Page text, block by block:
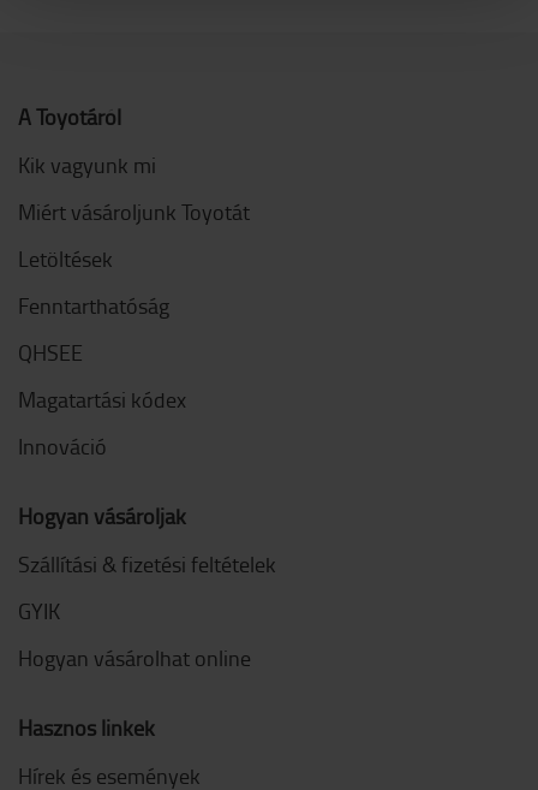
A Toyotáról
Kik vagyunk mi
Miért vásároljunk Toyotát
Letöltések
Fenntarthatóság
QHSEE
Magatartási kódex
Innováció
Hogyan vásároljak
Szállítási & fizetési feltételek
GYIK
Hogyan vásárolhat online
Hasznos linkek
Hírek és események